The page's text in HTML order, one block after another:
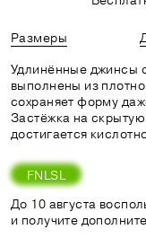
Размеры
Удлинённые джинсы
выполнены из
сохраняет форму
Застёжка на
достигается
FNLSL
До 10 августа
и получите